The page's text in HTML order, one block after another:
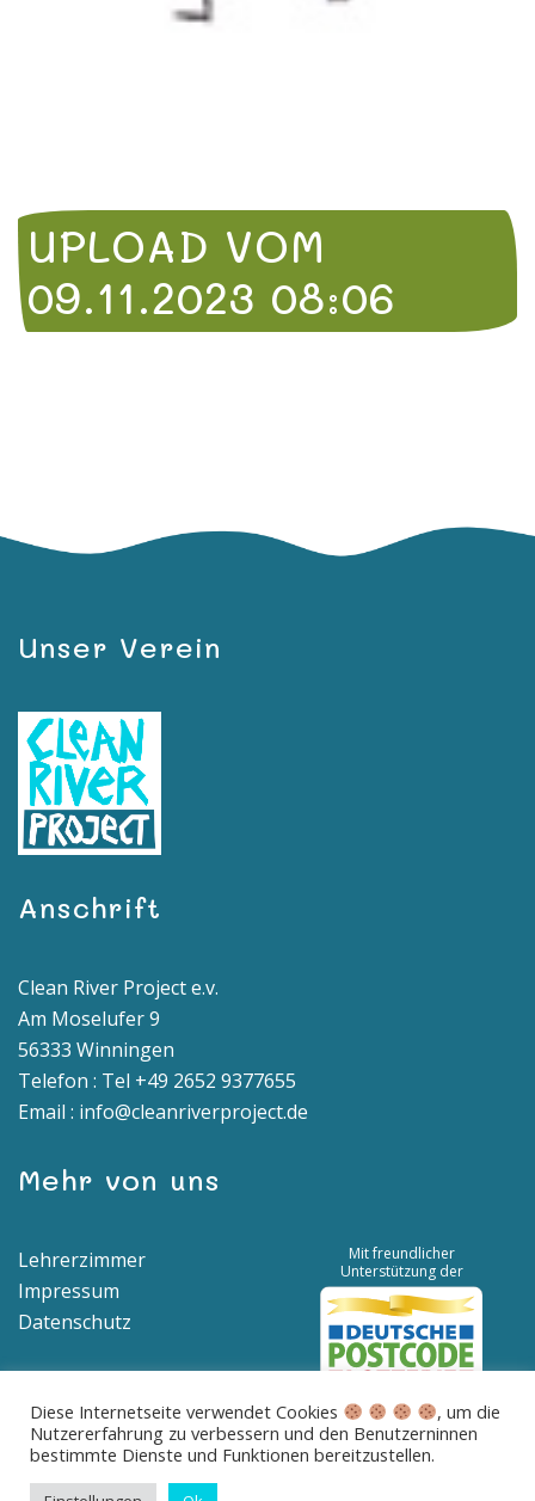
UPLOAD VOM
09.11.2023 08:06
Unser Verein
Anschrift
Clean River Project e.v.
Am Moselufer 9
56333 Winningen
Telefon : Tel +49 2652 9377655
Email : info@cleanriverproject.de
Mehr von uns
Lehrerzimmer
Impressum
Datenschutz
Mit freundlicher
Unterstützung der
Spendenkonto | IBAN: DE04 5776 1591 8100 0538 00 | BIC:
Betreff: Spende für saubere Flüsse und Meere
Diese Internetseite verwendet Cookies
, um die
Nutzererfahrung zu verbessern und den Benutzerninnen
bestimmte Dienste und Funktionen bereitzustellen.